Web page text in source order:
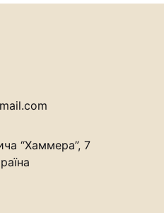
“Хаммера”, 7